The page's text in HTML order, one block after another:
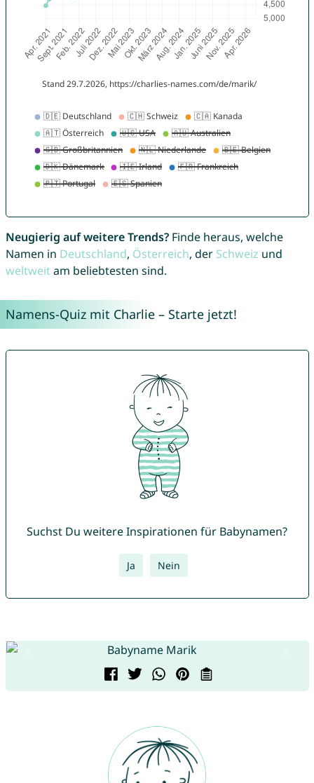
Neugierig auf weitere Trends?Finde heraus, welche
Namen in Deutschland, Österreich, der Schweiz und
weltweitam beliebtesten sind.
Namens-Quiz mit Charlie – Starte jetzt!
Suchst Du weitere Inspirationen für Babynamen?
Ja Nein